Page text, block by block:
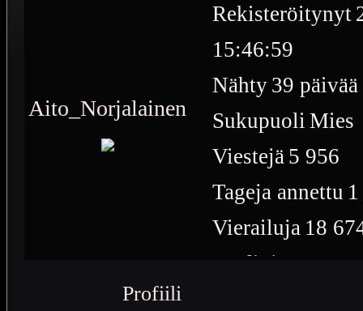
Aito_Norjalainen
Rekisteröitynyt
15:46:59
Nähty 39
Sukupuoli Mies
Viestejä 5 956
Tageja annettu
Vierailuja 18
Medioita
Profiili